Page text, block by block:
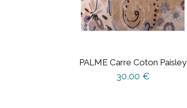
PALME Carre Coton Paisley
30,00 €